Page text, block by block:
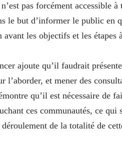
pas forcément accessible
le but d’informer le public en
avant les objectifs et les étapes
ajoute qu’il faudrait
l’aborder, et mener des
qu’il est nécessaire de
ces communautés, ce
de la totalité de